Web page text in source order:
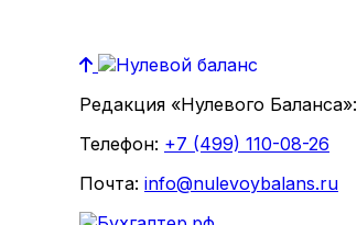
Редакция «Нулевого Баланса»:
Телефон: +7 (499) 110-08-26
Почта: info@nulevoybalans.ru